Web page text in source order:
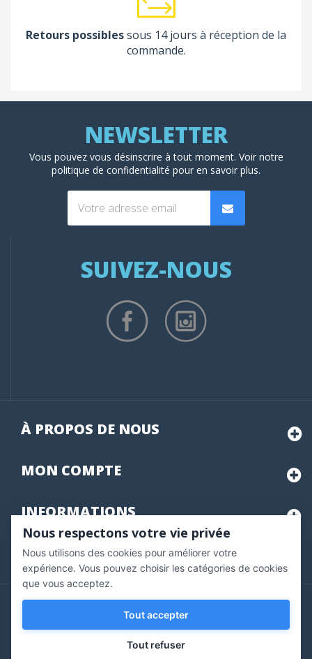
Retours possiblessous 14 jours à réception de la
commande.
Vous pouvez vous désinscrire à tout moment. Voir notre
politique de confidentialité pour en savoir plus.
SUIVEZ-NOUS
À PROPOS DE NOUS
MON COMPTE
INFORMATIONS
Marchand approuvé par la Société des Avis Garantis,
pour vérifier .
Copyright © 2020 Vernazobres Grego - tous droits
réservés.
Nous respectons votre vie privée
Nous utilisons des cookies pour améliorer votre
expérience. Vous pouvez choisir les catégories de cookies
que vous acceptez.
Tout accepter
Tout refuser